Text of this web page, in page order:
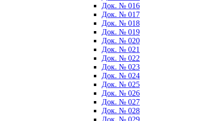
Док. № 016
Док. № 017
Док. № 018
Док. № 019
Док. № 020
Док. № 021
Док. № 022
Док. № 023
Док. № 024
Док. № 025
Док. № 026
Док. № 027
Док. № 028
Док. № 029